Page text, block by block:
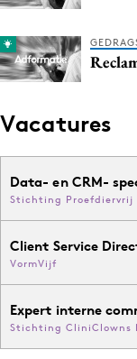
Vacatures
Data- en CRM-
Stichting Proefdiervrij
Client Service
VormVijf
Expert interne
Stichting CliniClowns